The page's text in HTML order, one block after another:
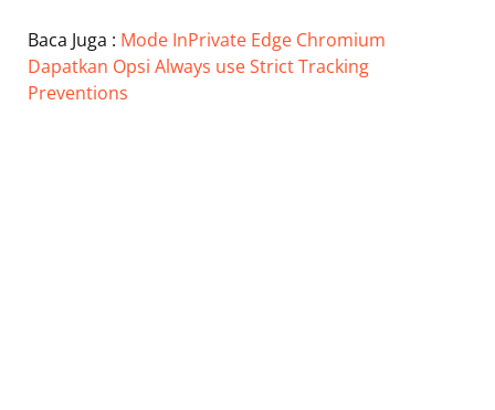
Baca Juga : Mode InPrivate Edge Chromium
Dapatkan Opsi Always use Strict Tracking
Preventions